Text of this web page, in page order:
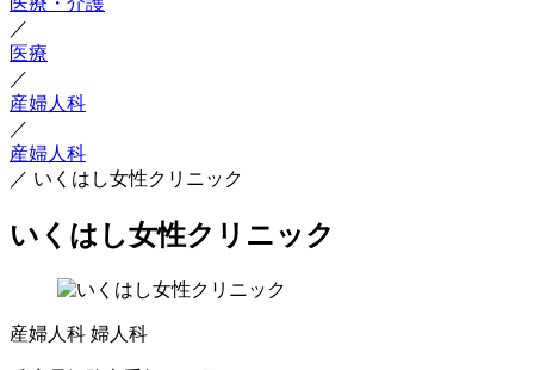
／
医療
／
産婦人科
／
産婦人科
／ いくはし女性クリニック
いくはし女性クリニック
産婦人科 婦人科